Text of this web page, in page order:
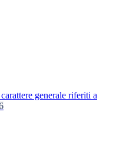
generale riferiti a